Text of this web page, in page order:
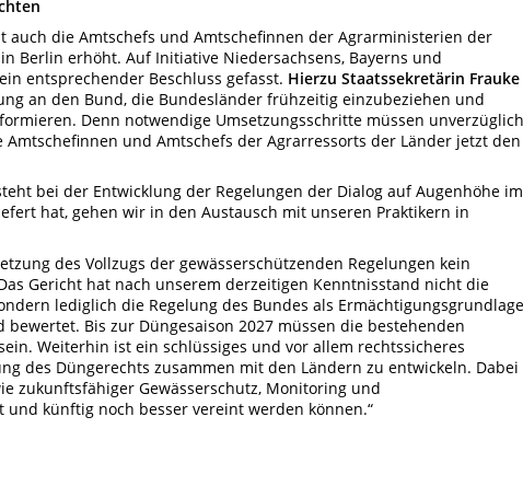
auch die Amtschefs und Amtschefinnen der Agrarministerien der
Berlin erhöht. Auf Initiative Niedersachsens, Bayerns und
entsprechender Beschluss gefasst. Hierzu Staatssekretärin Frauke
an den Bund, die Bundesländer frühzeitig einzubeziehen und
Denn notwendige Umsetzungsschritte müssen unverzüglich
und Amtschefs der Agrarressorts der Länder jetzt den
bei der Entwicklung der Regelungen der Dialog auf Augenhöhe im
hat, gehen wir in den Austausch mit unseren Praktikern in
des Vollzugs der gewässerschützenden Regelungen kein
Gericht hat nach unserem derzeitigen Kenntnisstand nicht die
lediglich die Regelung des Bundes als Ermächtigungsgrundlage
Bis zur Düngesaison 2027 müssen die bestehenden
Weiterhin ist ein schlüssiges und vor allem rechtssicheres
des Düngerechts zusammen mit den Ländern zu entwickeln. Dabei
zukunftsfähiger Gewässerschutz, Monitoring und
künftig noch besser vereint werden können.“​